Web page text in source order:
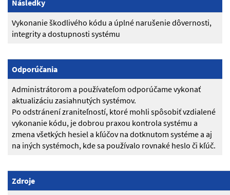
Následky
Vykonanie škodlivého kódu a úplné narušenie dôvernosti,
integrity a dostupnosti systému
Odporúčania
Administrátorom a používateľom odporúčame vykonať
aktualizáciu zasiahnutých systémov.
Po odstránení zraniteľností, ktoré mohli spôsobiť vzdialené
vykonanie kódu, je dobrou praxou kontrola systému a
zmena všetkých hesiel a kľúčov na dotknutom systéme a aj
na iných systémoch, kde sa používalo rovnaké heslo či kľúč.
Zdroje